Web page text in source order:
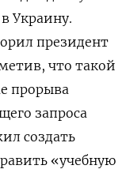
Украину.
президент
что такой
прорыва
запроса
создать
«учебную